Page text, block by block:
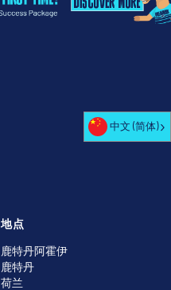
地点
鹿特丹阿霍伊
鹿特丹
荷兰
中文 (简体)